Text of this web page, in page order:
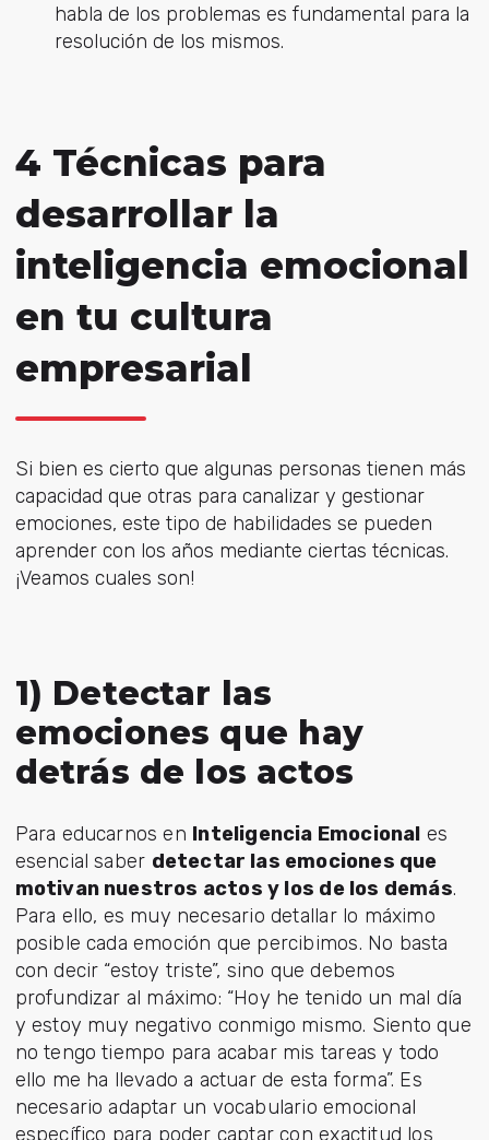
habla de los problemas es fundamental para la
resolución de los mismos.
4 Técnicas para
desarrollar la
inteligencia emocional
en tu cultura
empresarial
Si bien es cierto que algunas personas tienen más
capacidad que otras para canalizar y gestionar
emociones, este tipo de habilidades se pueden
aprender con los años mediante ciertas técnicas.
¡Veamos cuales son!
1) Detectar las
emociones que hay
detrás de los actos
Para educarnos en Inteligencia Emocional es
esencial saber detectar las emociones que
motivan nuestros actos y los de los demás.
Para ello, es muy necesario detallar lo máximo
posible cada emoción que percibimos. No basta
con decir “estoy triste”, sino que debemos
profundizar al máximo: “Hoy he tenido un mal día
y estoy muy negativo conmigo mismo. Siento que
no tengo tiempo para acabar mis tareas y todo
ello me ha llevado a actuar de esta forma”. Es
necesario adaptar un vocabulario emocional
específico para poder captar con exactitud los